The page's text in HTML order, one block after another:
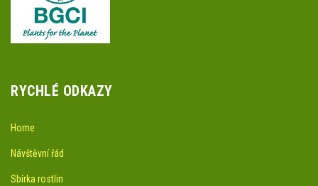
RYCHLÉ ODKAZY
Home
Návštěvní řád
Sbírka rostlin